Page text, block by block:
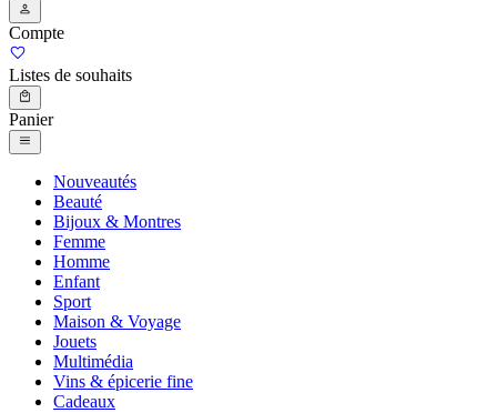
Compte
Listes de souhaits
Panier
Nouveautés
Beauté
Bijoux & Montres
Femme
Homme
Enfant
Sport
Maison & Voyage
Jouets
Multimédia
Vins & épicerie fine
Cadeaux